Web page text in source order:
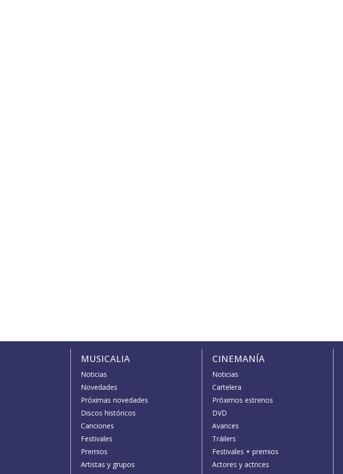
MUSICALIA
Noticias
Novedades
Próximas novedades
Discos históricos
Canciones
Festivales
Premios
Artistas y grupos
CINEMANÍA
Noticias
Cartelera
Próximos estrenos
DVD
Avances
Tráilers
Festivales + premios
Actores y actrices